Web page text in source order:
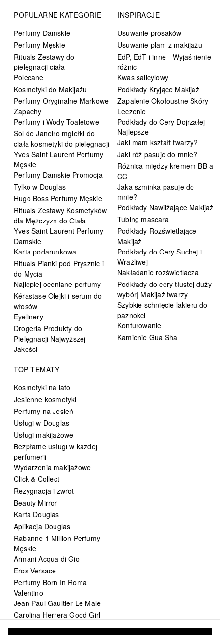
POPULARNE KATEGORIE
Perfumy Damskie
Perfumy Męskie
Rituals Zestawy do
pielęgnacji ciała
Polecane
Kosmetyki do Makijażu
Perfumy Oryginalne Markowe
Zapachy
Perfumy i Wody Toaletowe
Sol de Janeiro mgiełki do
ciała kosmetyki do pielęgnacji
Yves Saint Laurent Perfumy
Męskie
Perfumy Damskie Promocja
Tylko w Douglas
Hugo Boss Perfumy Męskie
Rituals Zestawy Kosmetyków
dla Mężczyzn do Ciała
Yves Saint Laurent Perfumy
Damskie
Karta podarunkowa
Rituals Pianki pod Prysznic i
do Mycia
Najlepiej oceniane perfumy
Kérastase Olejki i serum do
włosów
Eyelinery
Drogeria Produkty do
Pielęgnacji Najwyższej
Jakości
INSPIRACJE
Usuwanie prosaków
Usuwanie plam z makijażu
EdP, EdT i inne - Wyjaśnienie
różnic
Kwas salicylowy
Podkłady Kryjące Makijaż
Zapalenie Okołoustne Skóry
Leczenie
Podkłady do Cery Dojrzałej
Najlepsze
Jaki mam kształt twarzy?
Jaki róż pasuje do mnie?
Różnica między kremem BB a
CC
Jaka szminka pasuje do
mnie?
Podkłady Nawilżające Makijaż
Tubing mascara
Podkłady Rozświetlające
Makijaż
Podkłady do Cery Suchej i
Wrażliwej
Nakładanie rozświetlacza
Podkłady do cery tłustej duży
wybór| Makijaż twarzy
Szybkie schnięcie lakieru do
paznokci
Konturowanie
Kamienie Gua Sha
TOP TEMATY
Kosmetyki na lato
Jesienne kosmetyki
Perfumy na Jesień
Usługi w Douglas
Usługi makijażowe
Bezpłatne usługi w każdej
perfumerii
Wydarzenia makijażowe
Click & Collect
Rezygnacja i zwrot
Beauty Mirror
Karta Douglas
Aplikacja Douglas
Rabanne 1 Million Perfumy
Męskie
Armani Acqua di Gio
Eros Versace
Perfumy Born In Roma
Valentino
Jean Paul Gaultier Le Male
Carolina Herrera Good Girl
DIOR Sauvage